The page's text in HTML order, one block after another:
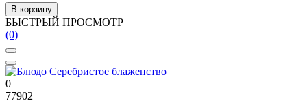
В корзину
БЫСТРЫЙ ПРОСМОТР
(0)
0
77902